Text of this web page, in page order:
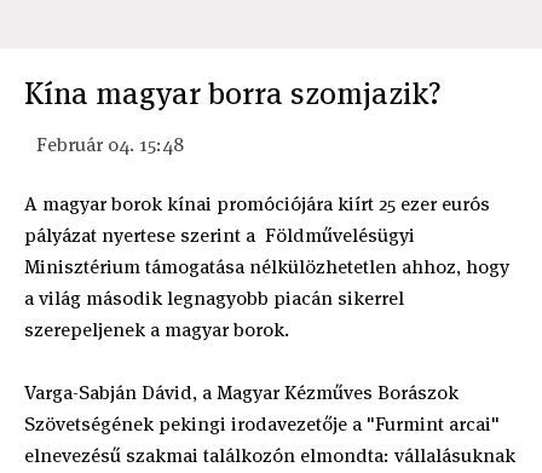
Kína magyar borra szomjazik?
Február 04. 15:48
A magyar borok kínai promóciójára kiírt 25 ezer eurós
pályázat nyertese szerint a Földművelésügyi
Minisztérium támogatása nélkülözhetetlen ahhoz, hogy
a világ második legnagyobb piacán sikerrel
szerepeljenek a magyar borok.
Varga-Sabján Dávid, a Magyar Kézműves Borászok
Szövetségének pekingi irodavezetője a "Furmint arcai"
elnevezésű szakmai találkozón elmondta: vállalásuknak